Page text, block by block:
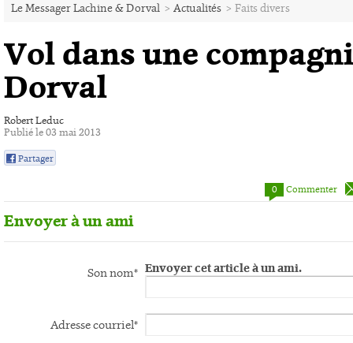
Le Messager Lachine & Dorval > Actualités > Faits divers
Vol dans une
Dorval
Robert Leduc
Publié le 03 mai 2013
Partager
0
Commenter
Envoyer à un ami
Envoyer cet article à un ami.
Son nom*
Adresse courriel*